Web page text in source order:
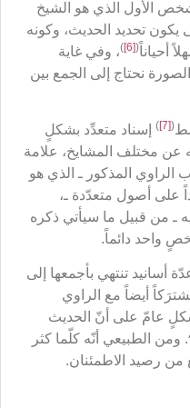
الأول الذي هو الشيخ
يكون تحديد الحديث، وكونه
أحياناً(
[6]
)، وفي غاية
نحتاج إلى الجمع بين
(
[7]
)
إسناد متعدِّد بشكلٍ
عن مختلف المشايخ، علامة
الراوي المذكور ـ الذي هو
على أصول متعدّدة ـ،
ـ من قبيل ما سيأتي ذكره
واحد دائماً.
أسانيد تنتهي بأجمعها إلى
أيضاً مع الراوي
عامّ على أنّ الحديث
الطبيعي أنّه كلّما كثر
من رصيد الاطمئنان.